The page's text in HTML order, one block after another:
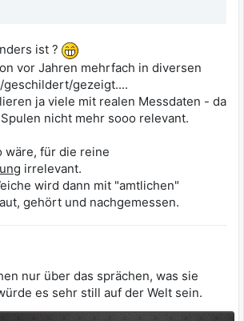
ist ?
vor Jahren mehrfach in diversen
gezeigt....
ja viele mit realen Messdaten - da
nicht mehr sooo relevant.
wäre, für die reine
irrelevant.
wird dann mit "amtlichen"
gehört und nachgemessen.
nur über das sprächen, was sie
es sehr still auf der Welt sein.